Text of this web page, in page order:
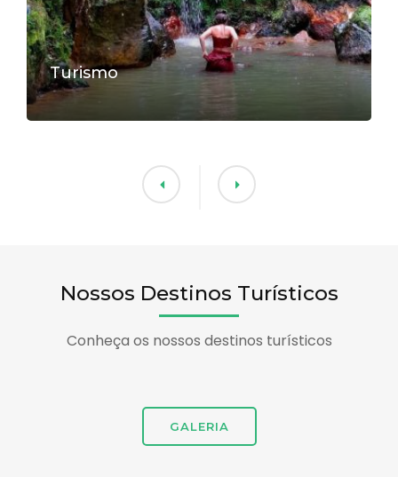
Turismo
Nossos Destinos Turísticos
Conheça os nossos destinos turísticos
GALERIA